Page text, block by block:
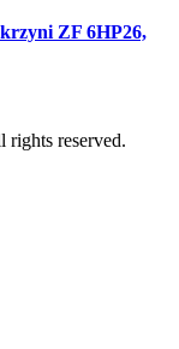
ZF 6HP26,
reserved.